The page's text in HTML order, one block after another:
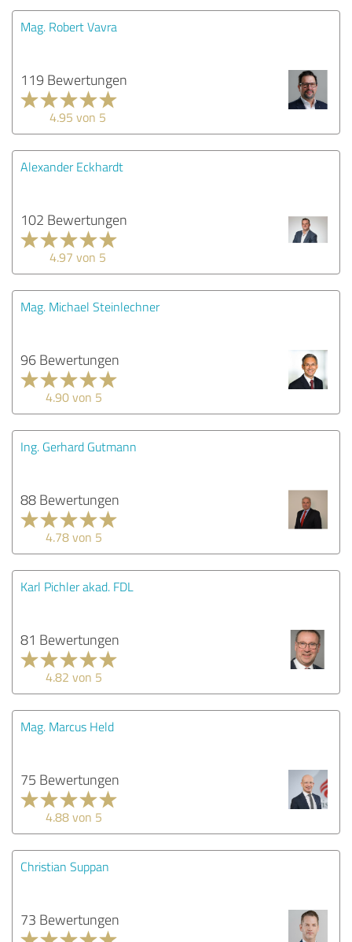
Mag. Robert Vavra
119 Bewertungen
4.95 von 5
Alexander Eckhardt
102 Bewertungen
4.97 von 5
Mag. Michael Steinlechner
96 Bewertungen
4.90 von 5
Ing. Gerhard Gutmann
88 Bewertungen
4.78 von 5
Karl Pichler akad. FDL
81 Bewertungen
4.82 von 5
Mag. Marcus Held
75 Bewertungen
4.88 von 5
Christian Suppan
73 Bewertungen